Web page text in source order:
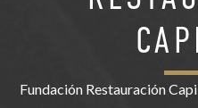
Fundación Restauración